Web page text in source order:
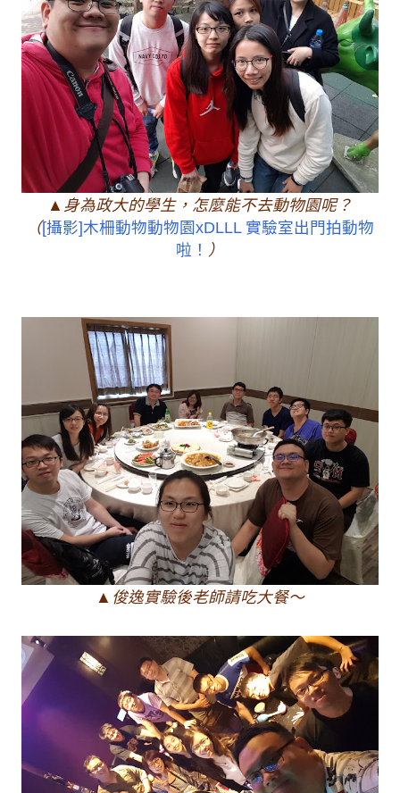
▲身為政大的學生，怎麼能不去動物園呢？
（[攝影]木柵動物動物園xDLLL 實驗室出門拍動物
啦！ ）
▲俊逸實驗後老師請吃大餐～